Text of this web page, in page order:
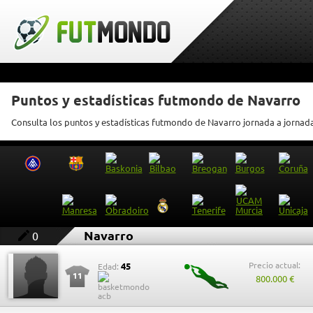
Puntos y estadísticas futmondo de Navarro
Consulta los puntos y estadísticas futmondo de Navarro jornada a
0 Navarro
11
Edad: 45 Precio actual:
800.000 €